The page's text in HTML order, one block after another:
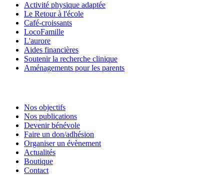
Activité physique adaptée
Le Retour à l'école
Café-croissants
LocoFamille
L'aurore
Aides financières
Soutenir la recherche clinique
Aménagements pour les parents
Nos objectifs
Nos publications
Devenir bénévole
Faire un don/adhésion
Organiser un évènement
Actualités
Boutique
Contact